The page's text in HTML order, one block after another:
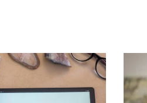
السعودي .. شحنات تنطلق عبر دولة
بدلًا من باب المندب
رد كويتي حاسم على تقرير أمريكي